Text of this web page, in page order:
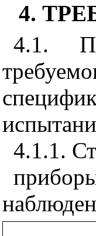
4.
4.1.
4.1.1.